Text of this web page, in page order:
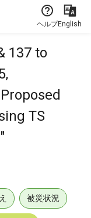
ヘルプEnglish
137 to
TS
被災状況